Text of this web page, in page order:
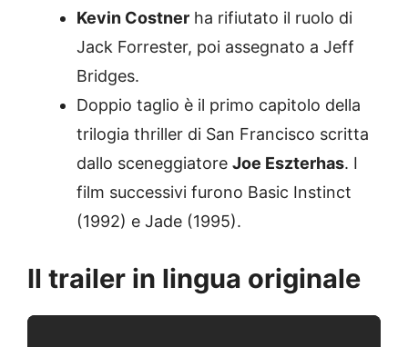
Kevin Costner ha rifiutato il ruolo di
Jack Forrester, poi assegnato a Jeff
Bridges.
Doppio taglio è il primo capitolo della
trilogia thriller di San Francisco scritta
dallo sceneggiatore Joe Eszterhas. I
film successivi furono Basic Instinct
(1992) e Jade (1995).
Il trailer in lingua originale